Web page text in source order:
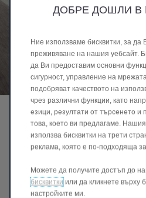
ProMax БАТЕРИЯ
От 510 км - 81,9 kWh
Оборудван с
мощна и уверена динамика
и стабилно поведение
условия. Тази
ДОБРЕ ДОШЛИ В
Ние използваме бисквитки, за да
преживяване на нашия уебсайт.
да Ви предоставим основни
сигурност, управление на
подобряват качеството на
чрез различни функции, като
езици, резултати от търсенето и
това, което ви предлагаме.
използва бисквитки на трети
реклама, която е по-подходяща
Можете да получите достъп до
бисквитки или да кликнете върху
настройките ми.